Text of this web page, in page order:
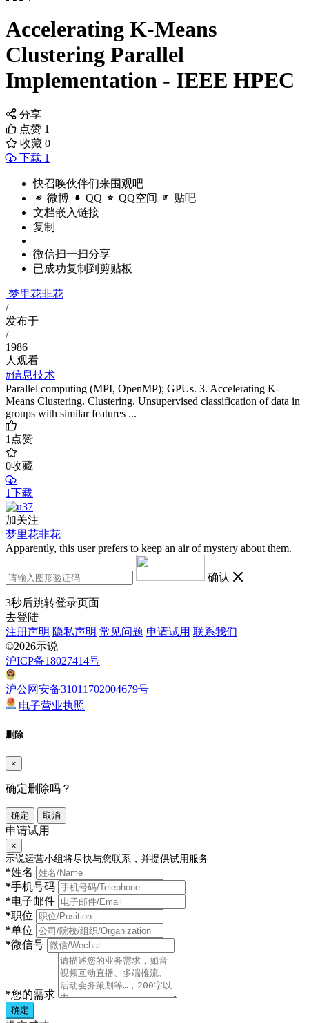
Accelerating K-Means
Clustering Parallel
Implementation - IEEE HPEC
分享
点赞 1
收藏 0
下载 1
快召唤伙伴们来围观吧
微博 QQ QQ空间 贴吧
文档嵌入链接
复制
微信扫一扫分享
已成功复制到剪贴板
梦里花非花
/
发布于
/
1986
人观看
#信息技术
Parallel computing (MPI, OpenMP); GPUs. 3. Accelerating K-
Means Clustering. Clustering. Unsupervised classification of data in
groups with similar features ...
1点赞
0收藏
1下载
加关注
梦里花非花
Apparently, this user prefers to keep an air of mystery about them.
确认
3秒后跳转登录页面
去登陆
注册声明 隐私声明 常见问题 申请试用 联系我们
©2026示说
沪ICP备18027414号
沪公网安备31011702004679号
电子营业执照
删除
×
确定删除吗？
确定 取消
申请试用
×
示说运营小组将尽快与您联系，并提供试用服务
*姓名
*手机号码
*电子邮件
*职位
*单位
*微信号
*您的需求
确定